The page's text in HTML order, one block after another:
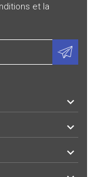
et la


